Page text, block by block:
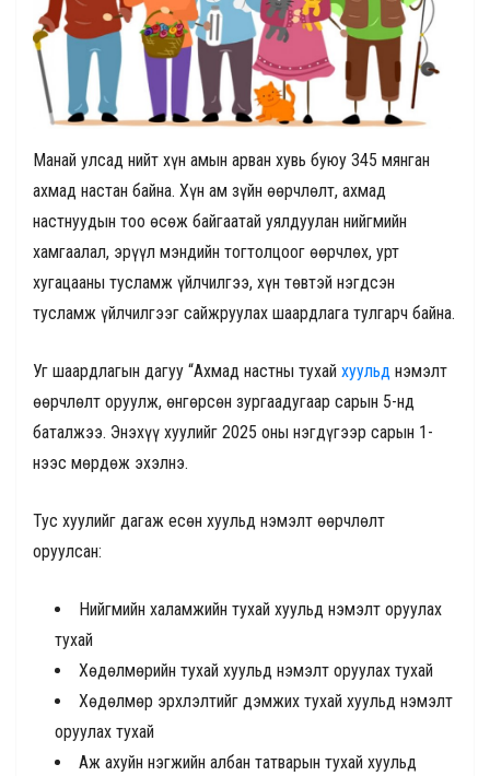
Манай улсад нийт хүн амын арван хувь буюу 345 мянган
ахмад настан байна. Хүн ам зүйн өөрчлөлт, ахмад
настнуудын тоо өсөж байгаатай уялдуулан нийгмийн
хамгаалал, эрүүл мэндийн тогтолцоог өөрчлөх, урт
хугацааны тусламж үйлчилгээ, хүн төвтэй нэгдсэн
тусламж үйлчилгээг сайжруулах шаардлага тулгарч байна.
Уг шаардлагын дагуу “Ахмад настны тухай хуульд нэмэлт
өөрчлөлт оруулж, өнгөрсөн зургаадугаар сарын 5-нд
баталжээ. Энэхүү хуулийг 2025 оны нэгдүгээр сарын 1-
нээс мөрдөж эхэлнэ.
Тус хуулийг дагаж есөн хуульд нэмэлт өөрчлөлт
оруулсан:
Нийгмийн халамжийн тухай хуульд нэмэлт оруулах
тухай
Хөдөлмөрийн тухай хуульд нэмэлт оруулах тухай
Хөдөлмөр эрхлэлтийг дэмжих тухай хуульд нэмэлт
оруулах тухай
Аж ахуйн нэгжийн албан татварын тухай хуульд